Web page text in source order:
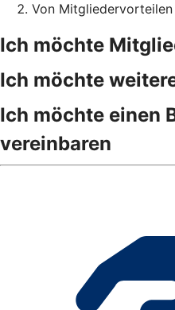
Von
Ich möchte
Ich möchte
Ich möchte einen
vereinbaren